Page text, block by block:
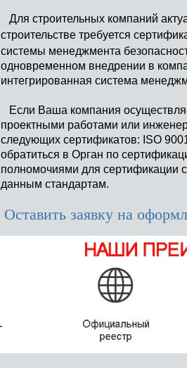
Для строительных компаний
строительстве требуется
системы менеджмента
одновременном внедрении в
интегрированная система
Если Ваша компания
проектными работами или
следующих сертификатов: ISO
обратиться в Орган по
полномочиями для сертификации
данным стандартам.
Оставить заявку на